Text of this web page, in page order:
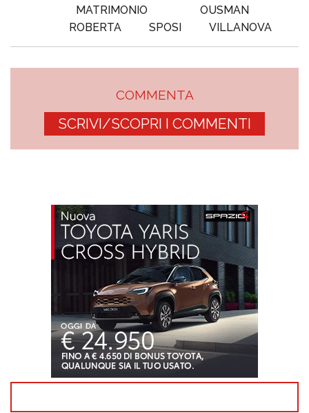
MATRIMONIO
OUSMAN
ROBERTA
SPOSI VILLANOVA
COMMENTA
SCRIVI/SCOPRI I COMMENTI